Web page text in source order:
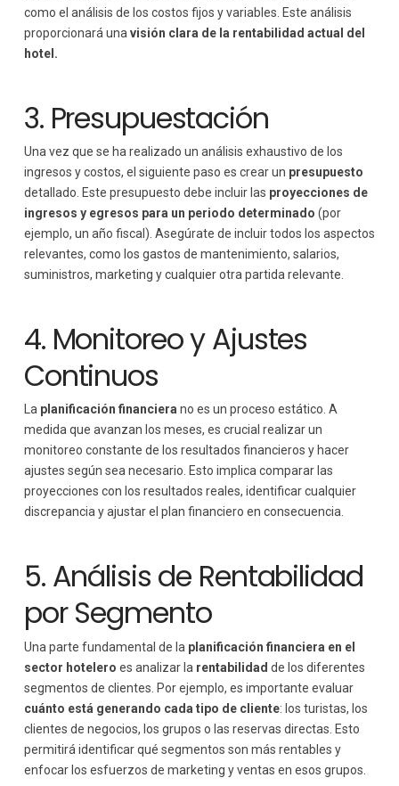
como el análisis de los costos fijos y variables. Este análisis
proporcionará una visión clara de la rentabilidad actual del
hotel.
3. Presupuestación
Una vez que se ha realizado un análisis exhaustivo de los
ingresos y costos, el siguiente paso es crear un presupuesto
detallado. Este presupuesto debe incluir las proyecciones de
ingresos y egresos para un periodo determinado (por
ejemplo, un año fiscal). Asegúrate de incluir todos los aspectos
relevantes, como los gastos de mantenimiento, salarios,
suministros, marketing y cualquier otra partida relevante.
4. Monitoreo y Ajustes
Continuos
La planificación financiera no es un proceso estático. A
medida que avanzan los meses, es crucial realizar un
monitoreo constante de los resultados financieros y hacer
ajustes según sea necesario. Esto implica comparar las
proyecciones con los resultados reales, identificar cualquier
discrepancia y ajustar el plan financiero en consecuencia.
5. Análisis de Rentabilidad
por Segmento
Una parte fundamental de la planificación financiera en el
sector hotelero es analizar la rentabilidad de los diferentes
segmentos de clientes. Por ejemplo, es importante evaluar
cuánto está generando cada tipo de cliente: los turistas, los
clientes de negocios, los grupos o las reservas directas. Esto
permitirá identificar qué segmentos son más rentables y
enfocar los esfuerzos de marketing y ventas en esos grupos.